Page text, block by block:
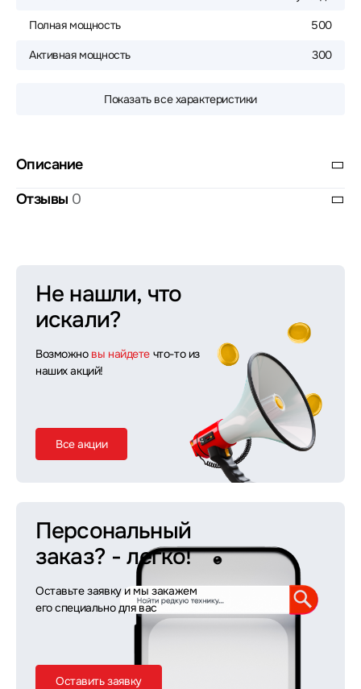
Полная мощность 500
Активная мощность 300
Показать все характеристики
Описание
Отзывы 0
Не нашли, что
искали?
Возможно вы найдете что-то из
наших акций!
Все акции
Персональный
заказ? - легко!
Оставьте заявку и мы закажем
его специально для вас
Оставить заявку